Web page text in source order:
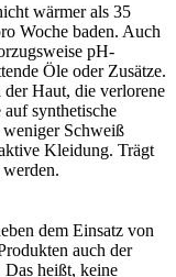
wärmer als 35
Woche baden. Auch
pH-
Öle oder Zusätze.
Haut, die verlorene
synthetische
Schweiß
Kleidung. Trägt
dem Einsatz von
auch der
Das heißt, keine